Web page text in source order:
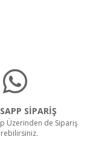
SİPARİŞ
Üzerinden de Sipariş